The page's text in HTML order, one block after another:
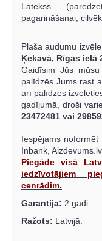
Latekss
pagarināšanai,
Plaša audumu
Ķekavā, Rīgas ielā
Gaidīsim Jūs mūsu
palīdzēs Jums rast
arī palīdzēs
gadījumā, droši
23472481 vai
Iespējams
Inbank,
Piegāde visā
iedzīvotājiem
cenrādim.
Garantija: 2 gadi.
Ražots: Latvijā.